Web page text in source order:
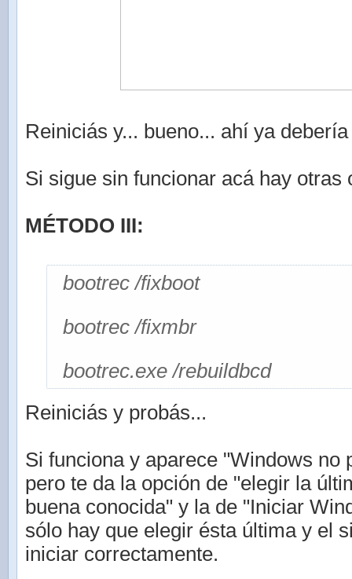
Reiniciás y... bueno... ahí ya
Si sigue sin funcionar acá hay otras
MÉTODO III:
bootrec /fixboot
bootrec /fixmbr
bootrec.exe /rebuildbcd
Reiniciás y probás...
Si funciona y aparece "Windows no
pero te da la opción de "elegir la
buena conocida" y la de "Iniciar
sólo hay que elegir ésta última y el
iniciar correctamente.